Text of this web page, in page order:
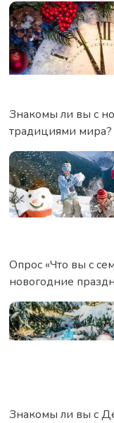
Знакомы ли вы с
традициями мира?
Опрос «Что вы с
новогодние
Знакомы ли вы с